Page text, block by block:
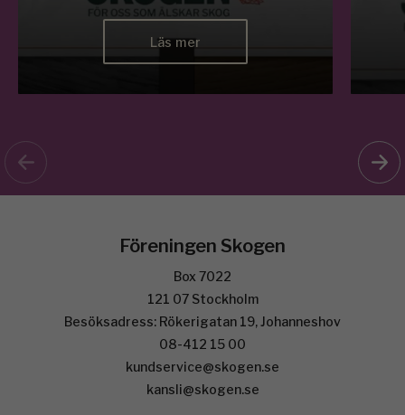
Läs mer
Föreningen Skogen
Box 7022
121 07 Stockholm
Besöksadress: Rökerigatan 19, Johanneshov
08-412 15 00
kundservice@skogen.se
kansli@skogen.se